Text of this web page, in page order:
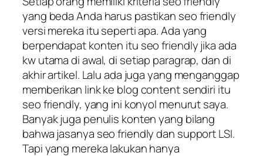
yang beda Anda harus pastikan seo friendly
versi mereka itu seperti apa. Ada yang
berpendapat konten itu seo friendly jika ada
kw utama di awal, di setiap paragrap, dan di
akhir artikel. Lalu ada juga yang menganggap
memberikan link ke blog content sendiri itu
seo friendly, yang ini konyol menurut saya.
Banyak juga penulis konten yang bilang
bahwa jasanya seo friendly dan support LSI.
Tapi yang mereka lakukan hanya